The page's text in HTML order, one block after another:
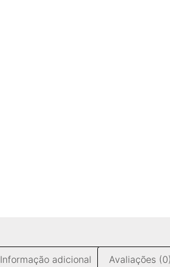
Informação adicional Avaliações (0)